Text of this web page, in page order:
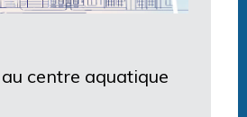
centre aquatique